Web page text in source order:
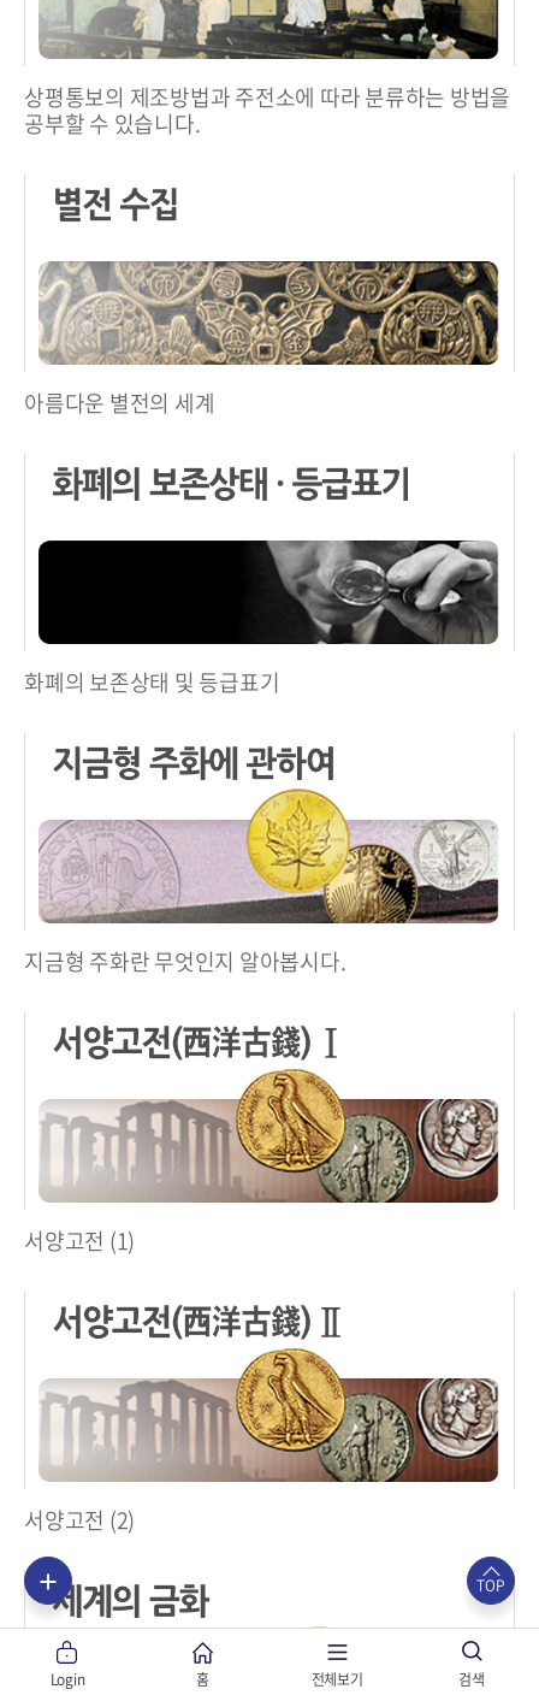
상평통보의 제조방법과 주전소에 따라 분류하는 방법을
공부할 수 있습니다.
아름다운 별전의 세계
화폐의 보존상태 및 등급표기
지금형 주화란 무엇인지 알아봅시다.
서양고전 (1)
서양고전 (2)
TOP
Login 홈 전체보기 검색